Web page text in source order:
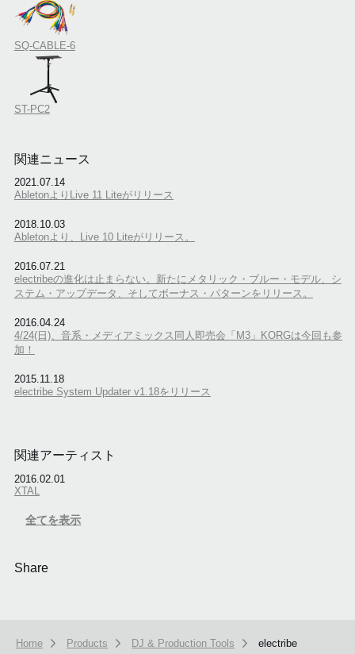
SQ-CABLE-6
ST-PC2
関連ニュース
2021.07.14
AbletonよりLive 11 Liteがリリース
2018.10.03
Abletonより、Live 10 Liteがリリース。
2016.07.21
electribeの進化は止まらない。新たにメタリック・ブルー・モデル、シ
ステム・アップデータ、そしてボーナス・パターンをリリース。
2016.04.24
4/24(日)、音系・メディアミックス同人即売会「M3」KORGは今回も参
加！
2015.11.18
electribe System Updater v1.18をリリース
関連アーティスト
2016.02.01
XTAL
全てを表示
Share
Home Products DJ & Production Tools electribe